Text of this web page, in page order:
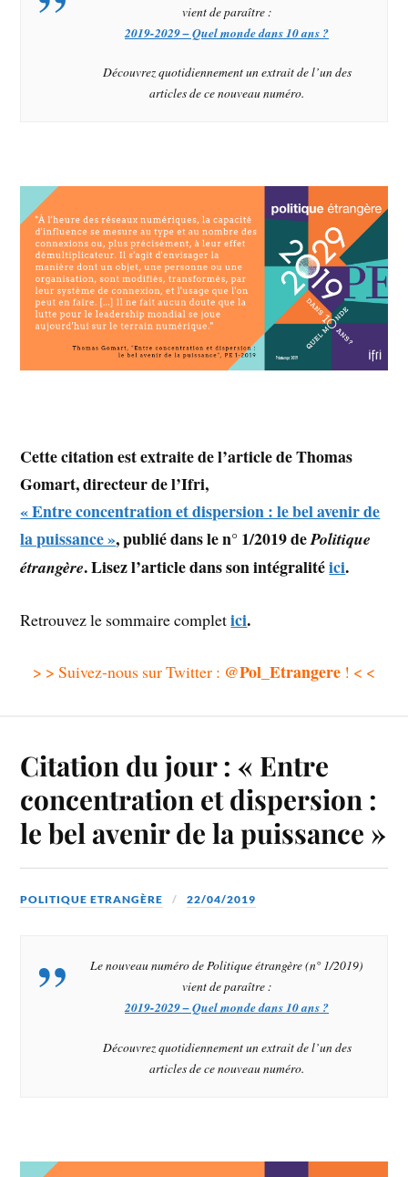
vient de paraître :
2019-2029 – Quel monde dans 10 ans ?
Découvrez quotidiennement un extrait de l’un des
articles de ce nouveau numéro.
Cette citation est extraite de l’article de Thomas
Gomart, directeur de l’Ifri,
« Entre concentration et dispersion : le bel avenir de
la puissance », publié dans le n° 1/2019 dePolitique
étrangère. Lisez l’article dans son intégralitéici.
Retrouvez le sommaire completici.
> > Suivez-nous sur Twitter : @Pol_Etrangere ! < <
Citation du jour : « Entre
concentration et dispersion :
le bel avenir de la puissance »
POLITIQUE ETRANGÈRE 22/04/2019
Le nouveau numéro dePolitique étrangère (n° 1/2019)
vient de paraître :
2019-2029 – Quel monde dans 10 ans ?
Découvrez quotidiennement un extrait de l’un des
articles de ce nouveau numéro.